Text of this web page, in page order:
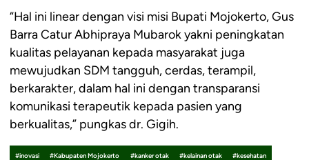
“Hal ini linear dengan visi misi Bupati Mojokerto, Gus
Barra Catur Abhipraya Mubarok yakni peningkatan
kualitas pelayanan kepada masyarakat juga
mewujudkan SDM tangguh, cerdas, terampil,
berkarakter, dalam hal ini dengan transparansi
komunikasi terapeutik kepada pasien yang
berkualitas,” pungkas dr. Gigih.
#inovasi #Kabupaten Mojokerto #kanker otak #kelainan otak #kesehatan